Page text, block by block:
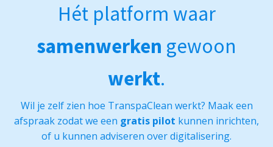
Hét platform waar
samenwerken gewoon
werkt.
Wil je zelf zien hoe TranspaClean werkt? Maak een
afspraak zodat we een gratis pilot kunnen inrichten,
of u kunnen adviseren over digitalisering.